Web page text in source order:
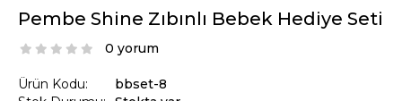
Pembe Shine Zıbınlı Bebek Hediye Seti
0 yorum
Ürün Kodu:
bbset-8